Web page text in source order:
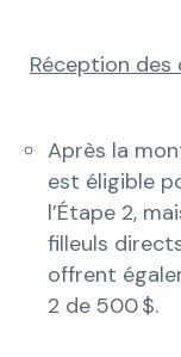
Réception des
Après la
est éligible
l’Étape 2,
filleuls
offrent
2 de 500 $.